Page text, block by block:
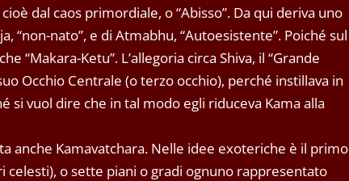
dal caos primordiale, o “Abisso”. Da qui deriva uno
“non-nato”, e di Atmabhu, “Autoesistente”. Poiché sul
“Makara-Ketu”. L’allegoria circa Shiva, il “Grande
Occhio Centrale (o terzo occhio), perché instillava in
si vuol dire che in tal modo egli riduceva Kama alla
anche Kamavatchara. Nelle idee exoteriche è il primo
celesti), o sette piani o gradi ognuno rappresentato